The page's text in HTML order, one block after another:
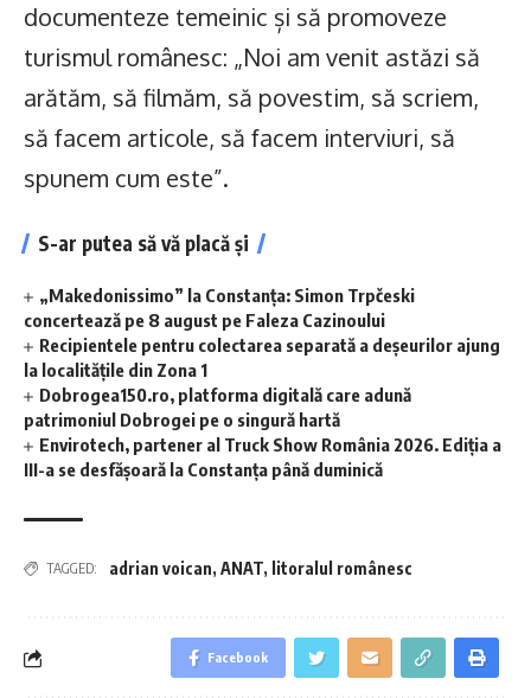
documenteze temeinic și să promoveze
turismul românesc: „Noi am venit astăzi să
arătăm, să filmăm, să povestim, să scriem,
să facem articole, să facem interviuri, să
spunem cum este”.
S-ar putea să vă placă și
„Makedonissimo” la Constanța: Simon Trpčeski
concertează pe 8 august pe Faleza Cazinoului
Recipientele pentru colectarea separată a deșeurilor ajung
la localitățile din Zona 1
Dobrogea150.ro, platforma digitală care adună
patrimoniul Dobrogei pe o singură hartă
Envirotech, partener al Truck Show România 2026. Ediția a
III-a se desfășoară la Constanța până duminică
TAGGED: adrian voican, ANAT, litoralul românesc
Facebook